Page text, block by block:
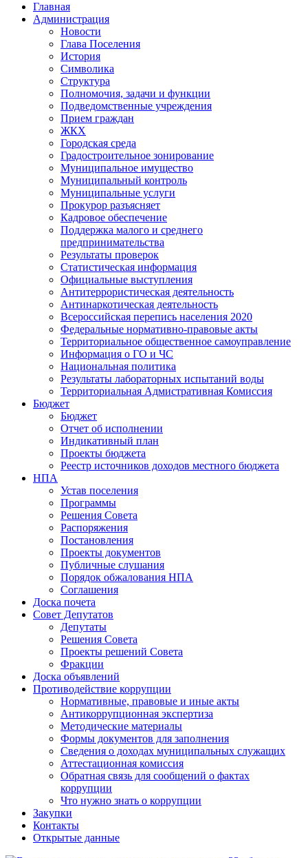
Главная
Администрация
Новости
Глава Поселения
История
Символика
Структура
Полномочия, задачи и функции
Подведомственные учреждения
Прием граждан
ЖКХ
Городская среда
Градостроительное зонирование
Муниципальное имущество
Муниципальный контроль
Муниципальные услуги
Прокурор разъясняет
Кадровое обеспечение
Поддержка малого и среднего
предпринимательства
Результаты проверок
Статистическая информация
Официальные выступления
Антитеррористическая деятельность
Антинаркотическая деятельность
Всероссийская перепись населения 2020
Федеральные нормативно-правовые акты
Территориальное общественное самоуправление
Информация о ГО и ЧС
Национальная политика
Результаты лабораторных испытаний воды
Территориальная Адмистративная Комиссия
Бюджет
Бюджет
Отчет об исполнении
Индикативный план
Проекты бюджета
Реестр источников доходов местного бюджета
НПА
Устав поселения
Программы
Решения Совета
Распоряжения
Постановления
Проекты документов
Публичные слушания
Порядок обжалования НПА
Соглашения
Доска почета
Совет Депутатов
Депутаты
Решения Совета
Проекты решений Совета
Фракции
Доска объявлений
Противодействие коррупции
Нормативные, правовые и иные акты
Антикоррупционная экспертиза
Методические материалы
Формы документов для заполнения
Сведения о доходах муниципальных служащих
Аттестационная комиссия
Обратная связь для сообщений о фактах
коррупции
Что нужно знать о коррупции
Закупки
Контакты
Открытые данные